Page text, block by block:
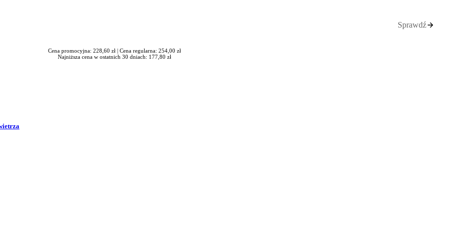
Sprawdź
Cena promocyjna: 228,60 zł | Cena regularna: 254,00 zł
Najniższa cena w ostatnich 30 dniach: 177,80 zł